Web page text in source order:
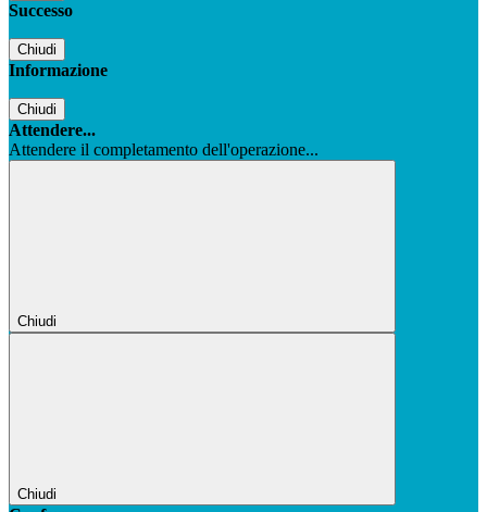
Successo
Chiudi
Informazione
Chiudi
Attendere...
Attendere il completamento dell'operazione...
Chiudi
Chiudi